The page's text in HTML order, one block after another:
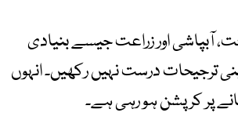
آبپاشی اور زراعت جیسے بنیادی
ترجیحات درست نہیں رکھیں۔ انہوں
پر کرپشن ہو رہی ہے۔